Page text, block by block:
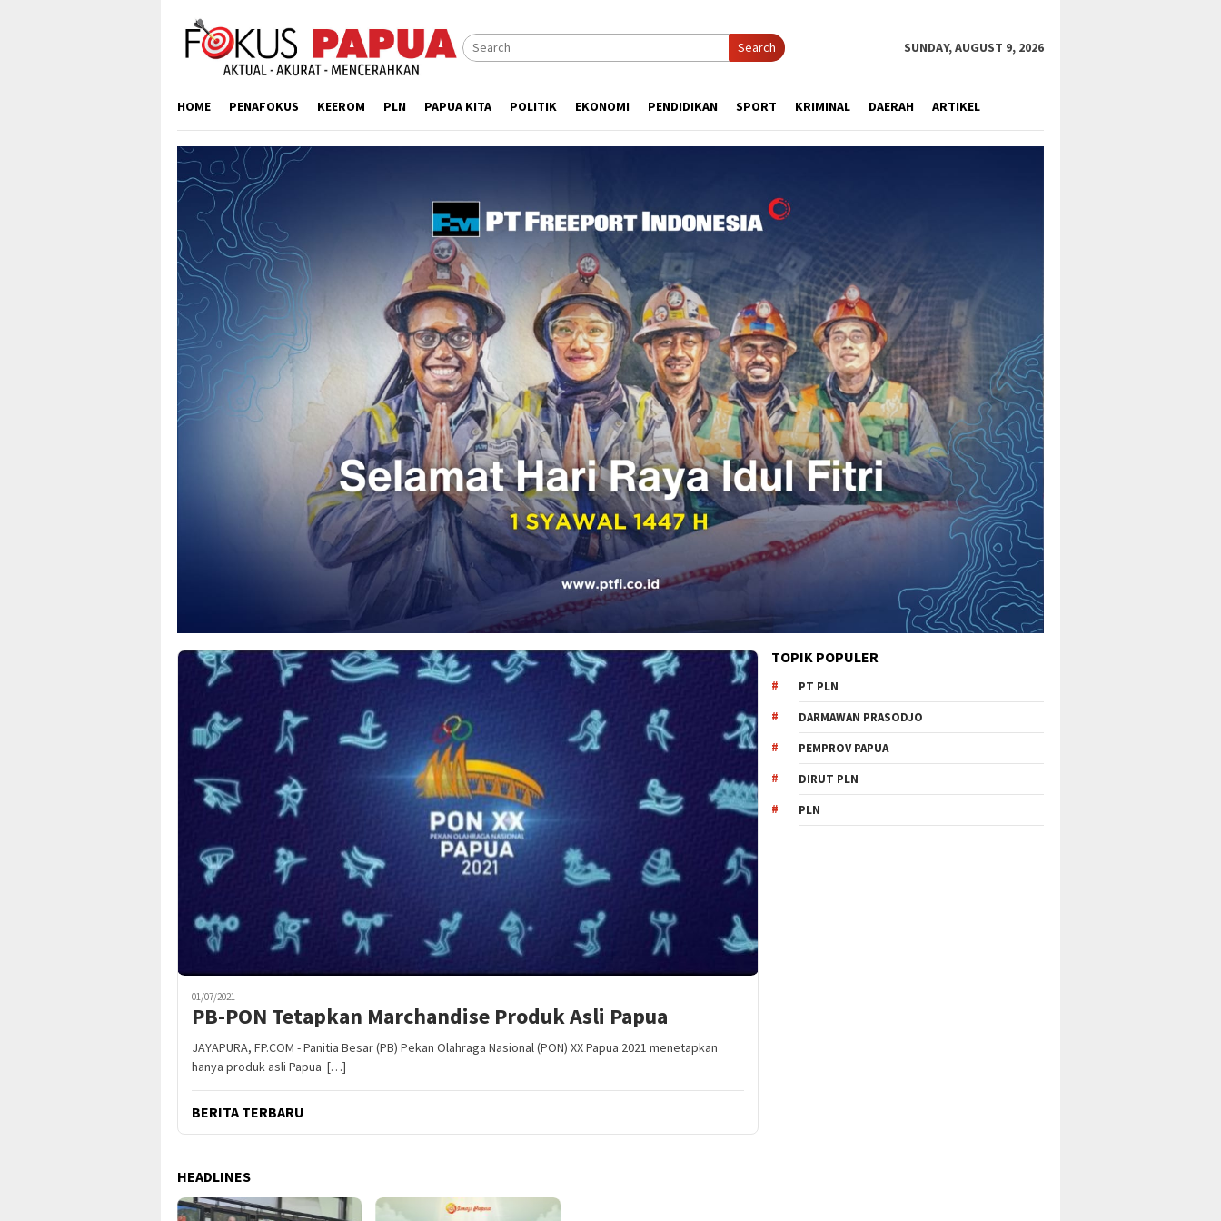
content
Search SUNDAY, AUGUST 9, 2026
HOME PENAFOKUS KEEROM PLN PAPUA KITA POLITIK EKONOMI PENDIDIKAN SPORT KRIMINAL DAERAH ARTIKEL
01/07/2021
PB-PON Tetapkan Marchandise Produk Asli Papua
JAYAPURA, FP.COM - Panitia Besar (PB) Pekan Olahraga Nasional (PON) XX Papua 2021 menetapkan
hanya produk asli Papua […]
BERITA TERBARU
HEADLINES
TOPIK POPULER
PT PLN
DARMAWAN PRASODJO
PEMPROV PAPUA
DIRUT PLN
PLN